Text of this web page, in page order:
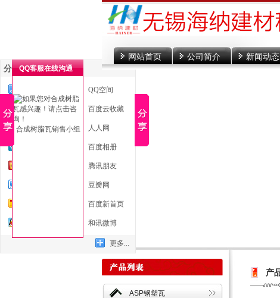
网站首页 公司简介 新闻动态
产
ASP钢塑瓦
分享到
QQ空间
新浪微博 百度云收藏
微信 人人网
百度相册
腾讯朋友
豆瓣网
百度新首页
和讯微博
更多...
QQ客服在线沟通
合成树脂瓦销售小组